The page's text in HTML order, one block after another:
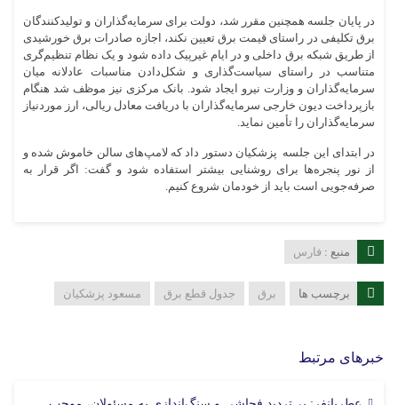
در پایان جلسه همچنین مقرر شد، دولت برای سرمایه‌گذاران و تولیدکنندگان
برق تکلیفی در راستای قیمت برق تعیین نکند، اجازه صادرات برق خورشیدی
از طریق شبکه برق داخلی و در ایام غیرپیک داده شود و یک نظام تنظیم‌گری
متناسب در راستای سیاست‌گذاری و شکل‌دادن مناسبات عادلانه میان
سرمایه‌گذاران و وزارت نیرو ایجاد شود. بانک مرکزی نیز موظف شد هنگام
بازپرداخت دیون خارجی سرمایه‌گذاران با دریافت معادل ریالی، ارز موردنیاز
سرمایه‌گذاران را تأمین نماید.
در ابتدای این جلسه پزشکیان دستور داد که لامپ‌های سالن خاموش شده و
از نور پنجره‌ها برای روشنایی بیشتر استفاده شود و گفت: اگر قرار به
صرفه‌جویی است باید از خودمان شروع کنیم.
منبع : فارس
برچسب ها برق جدول قطع برق مسعود پزشکیان
خبرهای مرتبط